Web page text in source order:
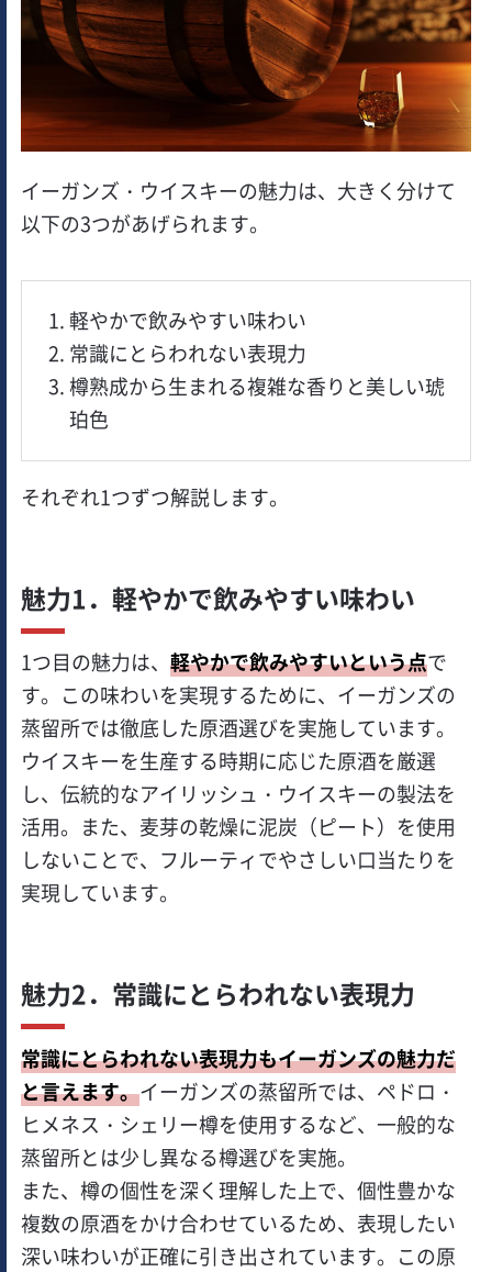
イーガンズ・ウイスキーの魅力は、大きく分けて
以下の3つがあげられます。
軽やかで飲みやすい味わい
常識にとらわれない表現力
樽熟成から生まれる複雑な香りと美しい琥
珀色
それぞれ1つずつ解説します。
魅力1．軽やかで飲みやすい味わい
1つ目の魅力は、軽やかで飲みやすいという点で
す。この味わいを実現するために、イーガンズの
蒸留所では徹底した原酒選びを実施しています。
ウイスキーを生産する時期に応じた原酒を厳選
し、伝統的なアイリッシュ・ウイスキーの製法を
活用。また、麦芽の乾燥に泥炭（ピート）を使用
しないことで、フルーティでやさしい口当たりを
実現しています。
魅力2．常識にとらわれない表現力
常識にとらわれない表現力もイーガンズの魅力だ
と言えます。イーガンズの蒸留所では、ペドロ・
ヒメネス・シェリー樽を使用するなど、一般的な
蒸留所とは少し異なる樽選びを実施。
また、樽の個性を深く理解した上で、個性豊かな
複数の原酒をかけ合わせているため、表現したい
深い味わいが正確に引き出されています。この原